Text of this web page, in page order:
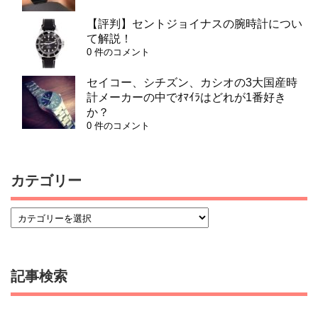
【評判】セントジョイナスの腕時計につい
て解説！
0 件のコメント
セイコー、シチズン、カシオの3大国産時
計メーカーの中でｵﾏｲﾗはどれが1番好き
か？
0 件のコメント
カテゴリー
記事検索